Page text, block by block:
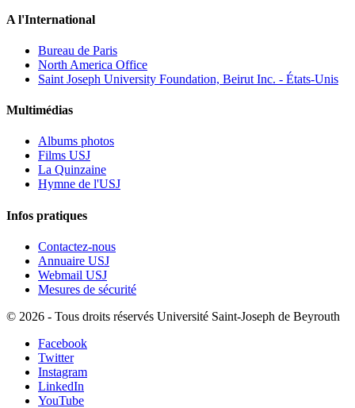
A l'International
Bureau de Paris
North America Office
Saint Joseph University Foundation, Beirut Inc. - États-Unis
Multimédias
Albums photos
Films USJ
La Quinzaine
Hymne de l'USJ
Infos pratiques
Contactez-nous
Annuaire USJ
Webmail USJ
Mesures de sécurité
© 2026 - Tous droits réservés Université Saint-Joseph de Beyrouth
Facebook
Twitter
Instagram
LinkedIn
YouTube